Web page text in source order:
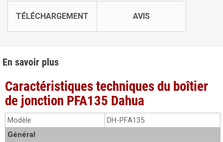
TÉLÉCHARGEMENT AVIS
En savoir plus
Caractéristiques techniques du boîtier
de jonction PFA135 Dahua
Modèle
DH-PFA135
Général